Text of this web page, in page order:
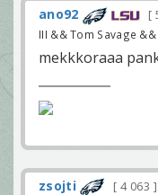
ano92
III && Tom Savage
mekkkoraaa
zsojti 4 063